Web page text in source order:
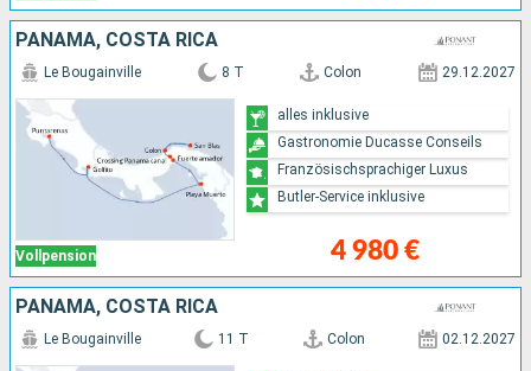
PANAMA, COSTA RICA
Vollpension
Le Bougainville 8 T Colon 29.12.2027
4 980 €
alles inklusive
Gastronomie Ducasse Conseils
Französischsprachiger Luxus
Butler-Service inklusive
PANAMA, COSTA RICA
Le Bougainville 11 T Colon 02.12.2027